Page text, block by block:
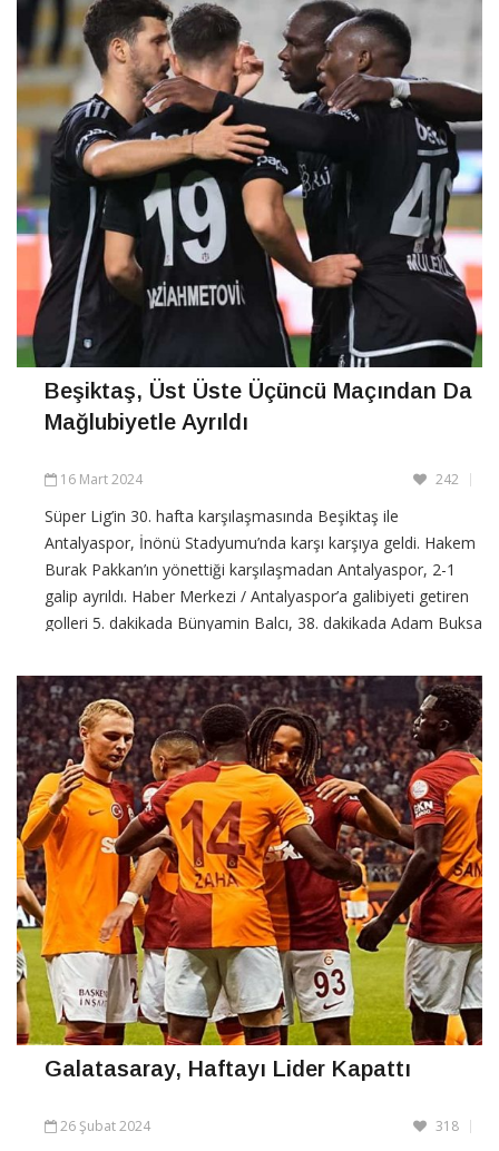
CONTINUE READING
Beşiktaş, Üst Üste Üçüncü Maçından Da
Mağlubiyetle Ayrıldı
16 Mart 2024 242
Süper Lig’in 30. hafta karşılaşmasında Beşiktaş ile
Antalyaspor, İnönü Stadyumu’nda karşı karşıya geldi. Hakem
Burak Pakkan’ın yönettiği karşılaşmadan Antalyaspor, 2-1
galip ayrıldı. Haber Merkezi / Antalyaspor’a galibiyeti getiren
golleri 5. dakikada Bünyamin Balcı, 38. dakikada Adam Buksa
CONTINUE READING
Galatasaray, Haftayı Lider Kapattı
26 Şubat 2024 318